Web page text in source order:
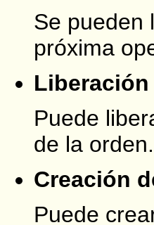
Se pueden
próxima
Puede
de la orden.
Creación
Puede